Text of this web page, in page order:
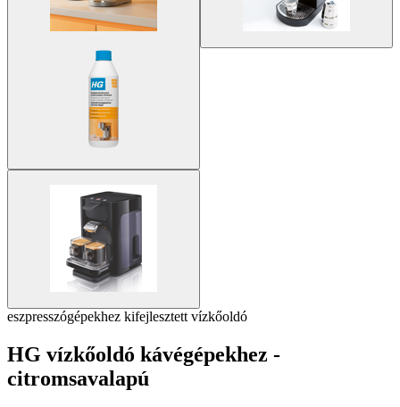
eszpresszógépekhez kifejlesztett vízkőoldó
HG vízkőoldó kávégépekhez -
citromsavalapú